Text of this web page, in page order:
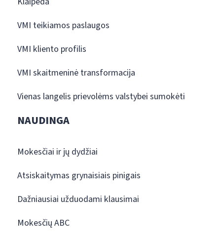
VMI teikiamos paslaugos
VMI kliento profilis
VMI skaitmeninė transformacija
Vienas langelis prievolėms valstybei sumokėti
NAUDINGA
Mokesčiai ir jų dydžiai
Atsiskaitymas grynaisiais pinigais
Dažniausiai užduodami klausimai
Mokesčių ABC